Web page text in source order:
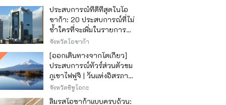
ประสบการณ์ที่ดีที่สุดในโอ
ซาก้า: 20 ประสบการณ์ที่ไม่
ซ้ำใครที่จะเพิ่มในรายการสิ่ง
ที่อยากทำในการเดินทาง
ของคุณ
จังหวัดโอซาก้า
[ออกเดินทางจากโตเกียว]
ประสบการณ์ทัวร์ส่วนตัวชม
ภูเขาไฟฟูจิ | วันแห่งอิสรภาพ
สุดหรู
จังหวัดชิซูโอกะ
ลิ้มรสโอซาก้าแบบครบถ้วน: